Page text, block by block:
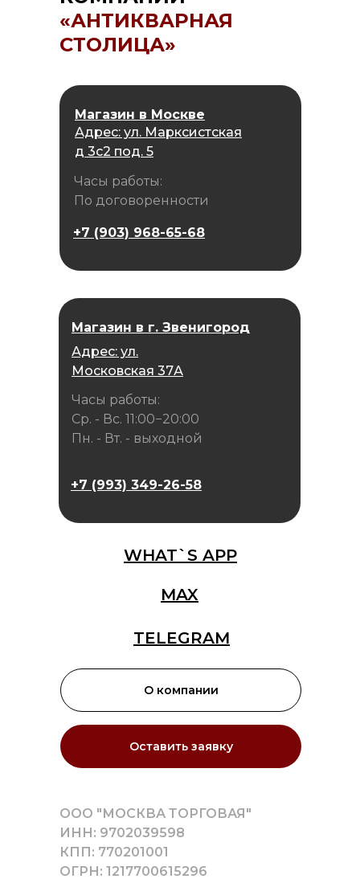
«АНТИКВАРНАЯ
СТОЛИЦА»
Оставить заявку
Магазин в Москве
Адрес: ул. Марксистская
д 3с2 под. 5
Часы работы:
По договоренности
О компании
MAX
TELEGRAM
WHAT`S APP
Часы работы:
Ср. - Вс. 11:00−20:00
Пн. - Вт. - выходной
ООО "МОСКВА ТОРГОВАЯ"
ИНН: 9702039598
КПП: 770201001
ОГРН: 1217700615296
Магазин в г. Звенигород
Адрес: ул.
Московская 37А
+7 (993) 349-26-58
+7 (903) 968-65-68